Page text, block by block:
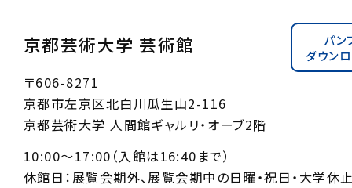
京都芸術大学 芸術館
パン
ダウン
〒606-8271
京都市左京区北白川瓜生山2-116
京都芸術大学 人間館ギャルリ・オーブ2階
10:00〜17:00（入館は16:40まで）
休館日：展覧会期外、展覧会期中の日曜・祝日・大学休